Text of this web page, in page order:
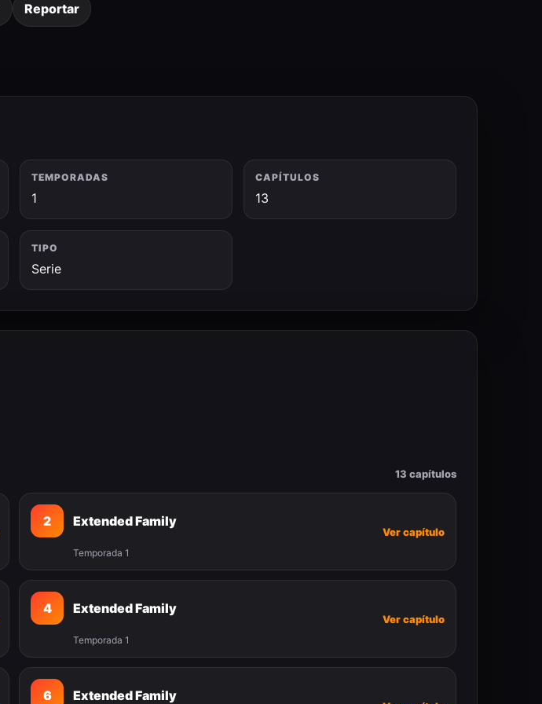
Reportar
TEMPORADAS
1
CAPÍTULOS
13
TIPO
Serie
13 capítulos
2 Extended Family
Temporada 1
Ver capítulo
4 Extended Family
Temporada 1
Ver capítulo
6 Extended Family